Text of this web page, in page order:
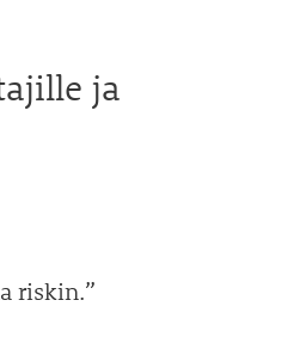
ja
riskin.”